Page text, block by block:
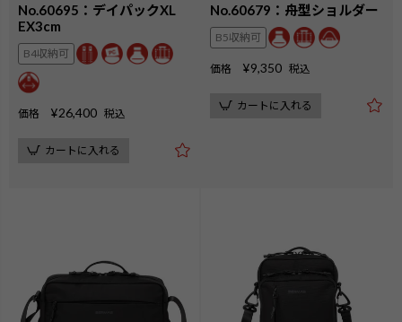
No.60695：デイパックXL
EX3cm
B4収納可
価格 ¥26,400 税込
カートに入れる
No.60679：舟型ショルダー
B5収納可
価格 ¥9,350 税込
カートに入れる